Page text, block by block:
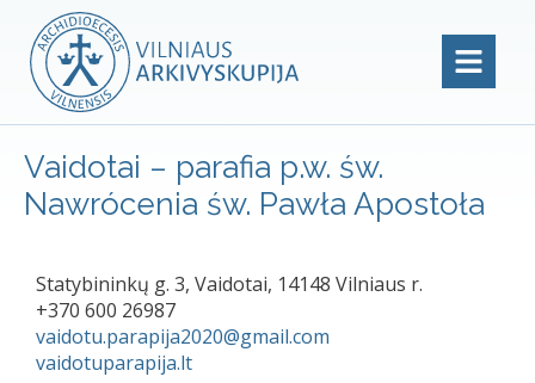
Vaidotai – parafia p.w. św.
Nawrócenia św. Pawła Apostoła
Statybininkų g. 3, Vaidotai, 14148 Vilniaus r.
+370 600 26987
vaidotu.parapija2020@gmail.com
vaidotuparapija.lt